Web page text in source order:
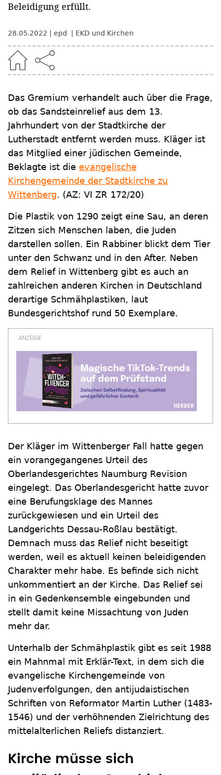
Beleidigung erfüllt.
28.05.2022 epd EKD und Kirchen
Das Gremium verhandelt auch über die Frage,
ob das Sandsteinrelief aus dem 13.
Jahrhundert von der Stadtkirche der
Lutherstadt entfernt werden muss. Kläger ist
das Mitglied einer jüdischen Gemeinde,
Beklagte ist die evangelische
Kirchengemeinde der Stadtkirche zu
Wittenberg. (AZ: VI ZR 172/20)
Die Plastik von 1290 zeigt eine Sau, an deren
Zitzen sich Menschen laben, die Juden
darstellen sollen. Ein Rabbiner blickt dem Tier
unter den Schwanz und in den After. Neben
dem Relief in Wittenberg gibt es auch an
zahlreichen anderen Kirchen in Deutschland
derartige Schmähplastiken, laut
Bundesgerichtshof rund 50 Exemplare.
Der Kläger im Wittenberger Fall hatte gegen
ein vorangegangenes Urteil des
Oberlandesgerichtes Naumburg Revision
eingelegt. Das Oberlandesgericht hatte zuvor
eine Berufungsklage des Mannes
zurückgewiesen und ein Urteil des
Landgerichts Dessau-Roßlau bestätigt.
Demnach muss das Relief nicht beseitigt
werden, weil es aktuell keinen beleidigenden
Charakter mehr habe. Es befinde sich nicht
unkommentiert an der Kirche. Das Relief sei
in ein Gedenkensemble eingebunden und
stellt damit keine Missachtung von Juden
mehr dar.
Unterhalb der Schmähplastik gibt es seit 1988
ein Mahnmal mit Erklär-Text, in dem sich die
evangelische Kirchengemeinde von
Judenverfolgungen, den antijudaistischen
Schriften von Reformator Martin Luther (1483-
1546) und der verhöhnenden Zielrichtung des
mittelalterlichen Reliefs distanziert.
Kirche müsse sich